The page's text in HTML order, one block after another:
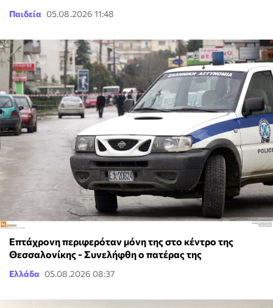
Παιδεία 05.08.2026 11:48
Επτάχρονη περιφερόταν μόνη της στο κέντρο της
Θεσσαλονίκης - Συνελήφθη ο πατέρας της
Ελλάδα 05.08.2026 08:37